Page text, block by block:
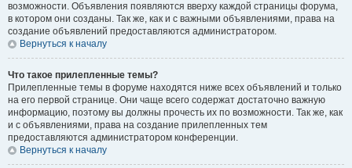
возможности. Объявления появляются вверху каждой страницы форума,
в котором они созданы. Так же, как и с важными объявлениями, права на
создание объявлений предоставляются администратором.
Вернуться к началу
Что такое прилепленные темы?
Прилепленные темы в форуме находятся ниже всех объявлений и только
на его первой странице. Они чаще всего содержат достаточно важную
информацию, поэтому вы должны прочесть их по возможности. Так же, как
и с объявлениями, права на создание прилепленных тем
предоставляются администратором конференции.
Вернуться к началу